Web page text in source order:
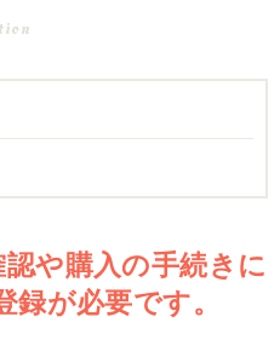
や購入の手続きに
録が必要です。